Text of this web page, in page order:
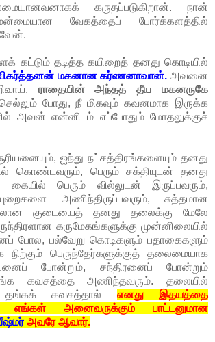
கருதப்படுகிறான். நான்
வேகத்தைப் போர்க்களத்தில்
தடித்த கயிறைத் தனது கொடியில்
மகனான கர்ணனாவான். அவனை
ராதையின் அந்தத் தீய மகனருகே
போது, நீ மிகவும் கவனமாக இருக்க
அவன் என்னிடம் எப்போதும் மோதலுக்குச்
ஐந்து நட்சத்திரங்களையும் தனது
கொண்டவரும், பெரும் சக்தியுடன் தனது
கையில் பெரும் வில்லுடன் இருப்பவரும்,
அணிந்திருப்பவரும், சுத்தமான
குடையைத் தனது தலைக்கு மேலே
கருமேகங்களுக்கு முன்னிலையில்
போல, பல்வேறு கொடிகளும் பதாகைகளும்
நிற்கும் பெருந்தேர்களுக்குத் தலைமையாக
போன்றும், சந்திரனைப் போன்றும்
தங்க கவசத்தை அணிந்தவரும். தலையில்
தங்கக் கவசத்தால் எனது இதயத்தை
எங்கள் அனைவருக்கும் பாட்டனுமான
அவரே ஆவார்.